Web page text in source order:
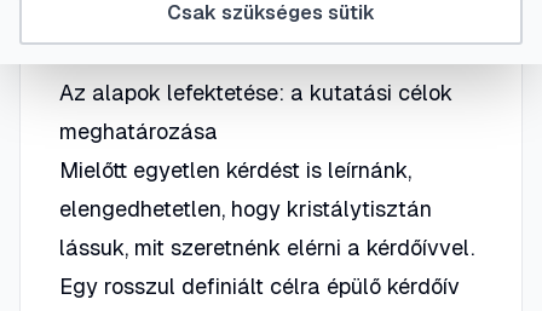
Az alapok lefektetése: a kutatási célok
meghatározása
Mielőtt egyetlen kérdést is leírnánk,
elengedhetetlen, hogy kristálytisztán
lássuk, mit szeretnénk elérni a kérdőívvel.
Egy rosszul definiált célra épülő kérdőív
Csak szükséges sütik